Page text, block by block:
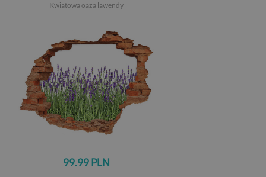
Kwiatowa oaza lawendy
99.99 PLN